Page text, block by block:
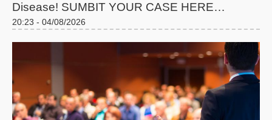
Disease! SUMBIT YOUR CASE HERE…
20:23 - 04/08/2026